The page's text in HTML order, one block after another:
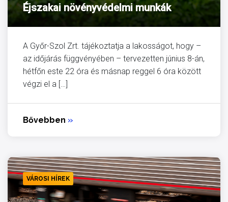
Éjszakai növényvédelmi munkák
A Győr-Szol Zrt. tájékoztatja a lakosságot, hogy –
az időjárás függvényében – tervezetten június 8-án,
hétfőn este 22 óra és másnap reggel 6 óra között
végzi el a […]
Bővebben »
VÁROSI HÍREK